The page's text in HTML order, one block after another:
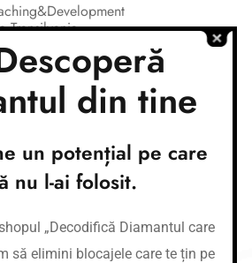
Transilvania
din tine
un potențial pe care
nu l-ai folosit.
„Decodifică Diamantul care
să elimini blocajele care te țin pe